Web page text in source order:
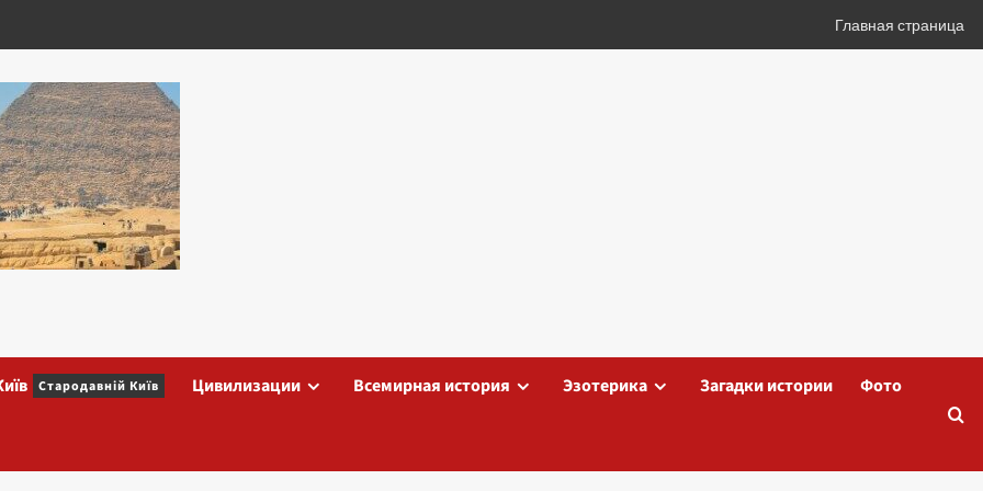
Главная страница
Стародавній Київ Цивилизации Всемирная история Эзотерика Загадки истории Фото